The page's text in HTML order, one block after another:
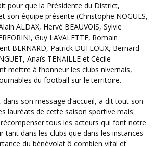
son équipe présente (Christophe NOGUES,
ALDAX, Hervé BEAUVOIS, Sylvie
Guy LAVALETTE, Romain
BERNARD, Patrick DUFLOUX, Bernard
Anaïs TENAILLE et Cécile
mettre à l’honneur les clubs nivernais,
du football sur le territoire.
lauréats de cette saison sportive mais
tous les acteurs qui font notre
tant dans les clubs que dans les instances
du bénévolat ô combien vital et